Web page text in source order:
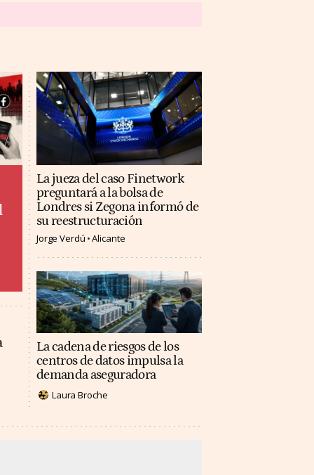
La jueza del caso Finetwork
preguntará a la bolsa de
Londres si Zegona informó de
su reestructuración
Jorge Verdú Alicante
La cadena de riesgos de los
centros de datos impulsa la
demanda aseguradora
Laura Broche